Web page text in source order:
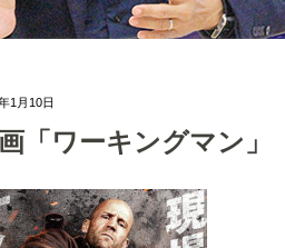
1月10日
「ワーキングマン」